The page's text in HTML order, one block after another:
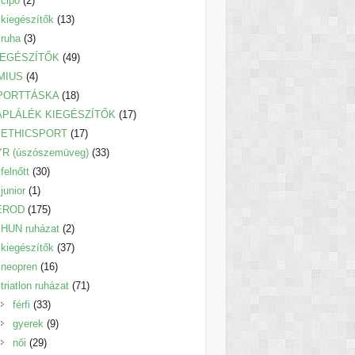
termék
kiegészítők 1313
ruha 33
termék 4949
44
termék1818
termék
KIEGÉSZÍTŐK 1717
ETHICSPORT 1717
termék
(úszószemüveg) 3333
felnőtt 3030
junior 11
termék
175175
termék
HUN ruházat 22
termék
kiegészítők 3737
neopren 1616
termék
triatlon ruházat 7171
férfi 3333
termék
gyerek 99
női 2929